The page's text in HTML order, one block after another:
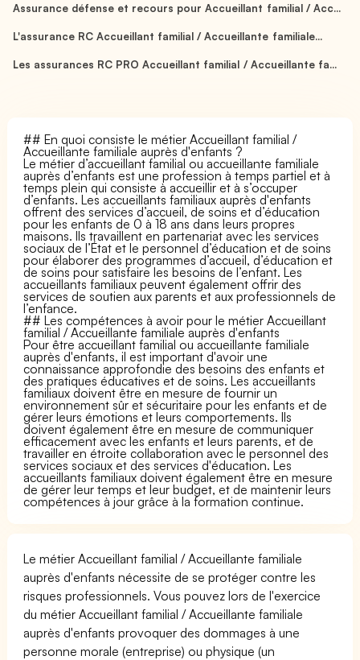
Assurance défense et recours pour Accueillant familial / Acc...
L'assurance RC Accueillant familial / Accueillante familiale...
Les assurances RC PRO Accueillant familial / Accueillante fa...
## En quoi consiste le métier Accueillant familial /
Accueillante familiale auprès d'enfants ?
Le métier d’accueillant familial ou accueillante familiale
auprès d’enfants est une profession à temps partiel et à
temps plein qui consiste à accueillir et à s’occuper
d’enfants. Les accueillants familiaux auprès d'enfants
offrent des services d’accueil, de soins et d’éducation
pour les enfants de 0 à 18 ans dans leurs propres
maisons. Ils travaillent en partenariat avec les services
sociaux de l’État et le personnel d’éducation et de soins
pour élaborer des programmes d’accueil, d’éducation et
de soins pour satisfaire les besoins de l’enfant. Les
accueillants familiaux peuvent également offrir des
services de soutien aux parents et aux professionnels de
l’enfance.
## Les compétences à avoir pour le métier Accueillant
familial / Accueillante familiale auprès d'enfants
Pour être accueillant familial ou accueillante familiale
auprès d'enfants, il est important d'avoir une
connaissance approfondie des besoins des enfants et
des pratiques éducatives et de soins. Les accueillants
familiaux doivent être en mesure de fournir un
environnement sûr et sécuritaire pour les enfants et de
gérer leurs émotions et leurs comportements. Ils
doivent également être en mesure de communiquer
efficacement avec les enfants et leurs parents, et de
travailler en étroite collaboration avec le personnel des
services sociaux et des services d'éducation. Les
accueillants familiaux doivent également être en mesure
de gérer leur temps et leur budget, et de maintenir leurs
compétences à jour grâce à la formation continue.
Le métier Accueillant familial / Accueillante familiale
auprès d'enfants nécessite de se protéger contre les
risques professionnels. Vous pouvez lors de l'exercice
du métier Accueillant familial / Accueillante familiale
auprès d'enfants provoquer des dommages à une
personne morale (entreprise) ou physique (un